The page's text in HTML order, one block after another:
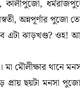
কালীপুজো,
অন্নপূর্ণার পুজো
এটা ঝাড়খণ্ড?
মৌলীক্ষার থানে
প্রায় ছয়টা মনসা